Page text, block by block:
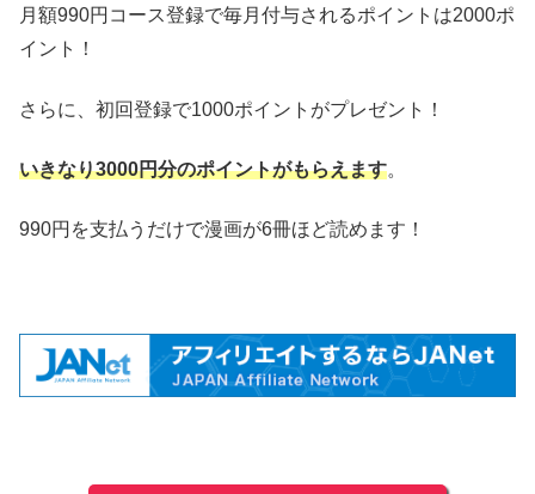
月額990円コース登録で毎月付与されるポイントは2000ポ
イント！
さらに、初回登録で1000ポイントがプレゼント！
いきなり3000円分のポイントがもらえます。
990円を支払うだけで漫画が6冊ほど読めます！